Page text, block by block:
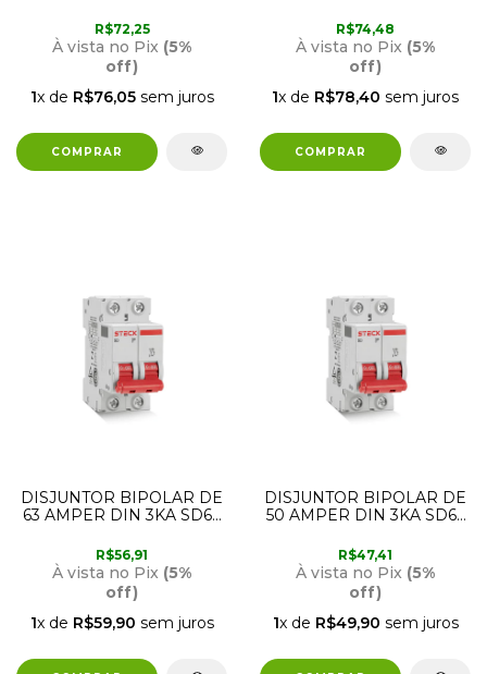
R$72,25
À vista no Pix (5%
off)
1x de R$76,05sem juros
R$74,48
À vista no Pix (5%
off)
1x de R$78,40 sem juros
DISJUNTOR BIPOLAR DE
63 AMPER DIN 3KA SD62
R$56,91
À vista no Pix (5%
off)
1x de R$59,90 sem juros
DISJUNTOR BIPOLAR DE
50 AMPER DIN 3KA SD62
R$47,41
À vista no Pix (5%
off)
1x de R$49,90 sem juros